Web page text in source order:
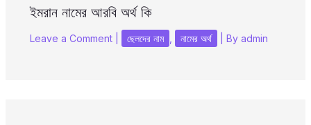
ইমরান নামের আরবি অর্থ কি
Leave a Comment ছেলদের নাম নামের অর্থ | By admin